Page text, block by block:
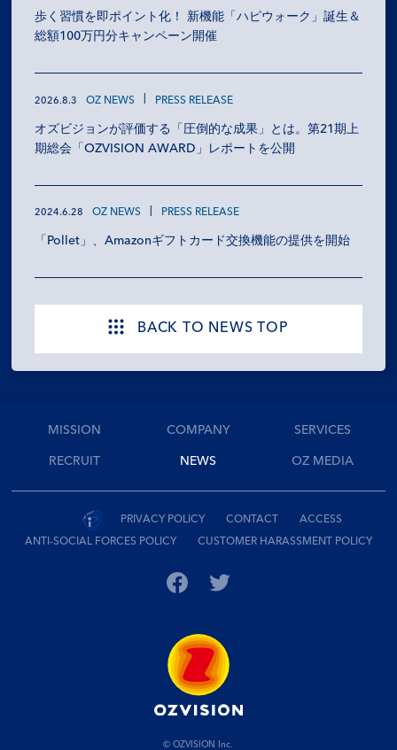
歩く習慣を即ポイント化！ 新機能「ハピウォーク」誕生＆
総額100万円分キャンペーン開催
2026.8.3 OZ NEWS PRESS RELEASE
オズビジョンが評価する「圧倒的な成果」とは。第21期上
期総会「OZVISION AWARD」レポートを公開
2024.6.28 OZ NEWS PRESS RELEASE
「Pollet」、Amazonギフトカード交換機能の提供を開始
BACK TO NEWS TOP
MISSION COMPANY SERVICES
RECRUIT NEWS OZ MEDIA
PRIVACY POLICY CONTACT ACCESS
ANTI-SOCIAL FORCES POLICY CUSTOMER HARASSMENT POLICY
© OZVISION Inc.